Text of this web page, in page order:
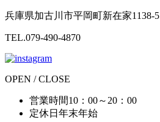
兵庫県加古川市平岡町新在家1138-5
TEL.079-490-4870
OPEN / CLOSE
営業時間10：00～20：00
定休日 年末年始